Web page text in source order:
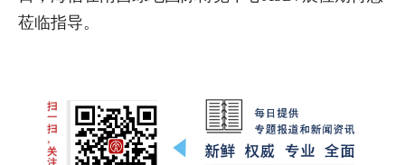
莅临指导。